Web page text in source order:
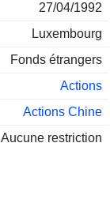
27/04/1992
Luxembourg
Fonds étrangers
Actions
Actions Chine
Aucune restriction